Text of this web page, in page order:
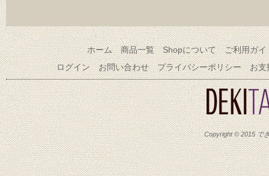
ホーム 商品一覧 Shopについて
ご利用ガイ
ログイン
お問い合わせ プライバシーポリシー お支
Copyright © 2015 で